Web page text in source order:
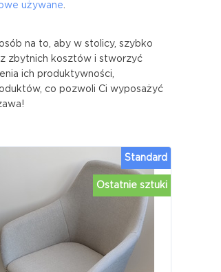
używane.
na to, aby w stolicy, szybko
zbytnich kosztów i stworzyć
ich produktywności,
co pozwoli Ci wyposażyć
Ostatnie sztuki
Standard